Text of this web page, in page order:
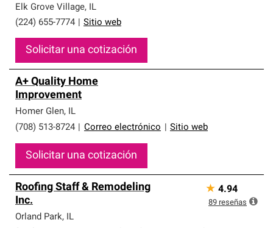
Elk Grove Village, IL
(224) 655-7774
Sitio web
Solicitar una cotización
A+ Quality Home
Improvement
Homer Glen, IL
(708) 513-8724
Correo electrónico Sitio web
Solicitar una cotización
Roofing Staff & Remodeling
Inc.
Orland Park, IL
★ 4.94
89 reseñas